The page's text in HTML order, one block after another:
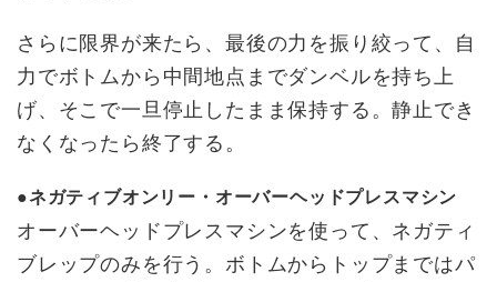
さらに限界が来たら、最後の力を振り絞って、自
力でボトムから中間地点までダンベルを持ち上
げ、そこで一旦停止したまま保持する。静止でき
なくなったら終了する。
●ネガティブオンリー・オーバーヘッドプレスマシン
オーバーヘッドプレスマシンを使って、ネガティ
ブレップのみを行う。ボトムからトップまではパ